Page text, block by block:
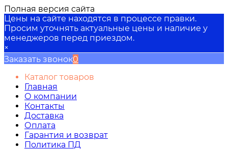
Полная версия сайта
Цены на сайте находятся в процессе правки.
Просим уточнять актуальные цены и наличие у
менеджеров перед приездом.
×
Заказать звонок0
Каталог товаров
Главная
О компании
Контакты
Доставка
Оплата
Гарантия и возврат
Политика ПД